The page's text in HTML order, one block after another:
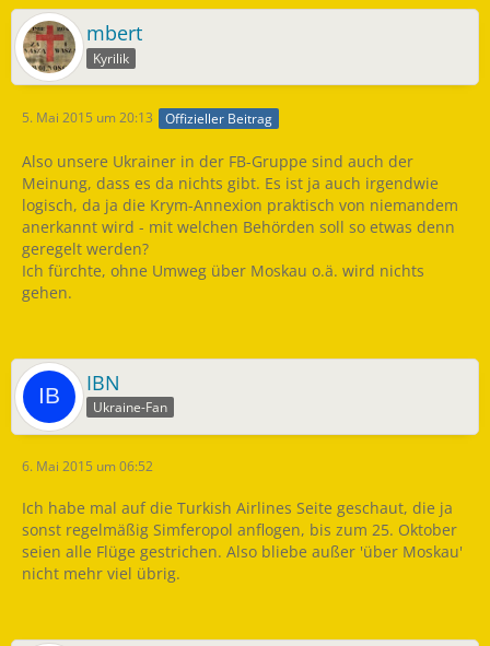
mbert
Kyrilik
5. Mai 2015 um 20:13 Offizieller Beitrag
Also unsere Ukrainer in der FB-Gruppe sind auch der
Meinung, dass es da nichts gibt. Es ist ja auch irgendwie
logisch, da ja die Krym-Annexion praktisch von niemandem
anerkannt wird - mit welchen Behörden soll so etwas denn
geregelt werden?
Ich fürchte, ohne Umweg über Moskau o.ä. wird nichts
gehen.
IBN
Ukraine-Fan
6. Mai 2015 um 06:52
Ich habe mal auf die Turkish Airlines Seite geschaut, die ja
sonst regelmäßig Simferopol anflogen, bis zum 25. Oktober
seien alle Flüge gestrichen. Also bliebe außer 'über Moskau'
nicht mehr viel übrig.